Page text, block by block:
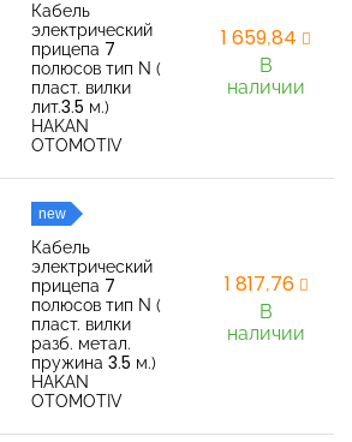
Кабель
электрический
прицепа 7
полюсов тип N (
пласт. вилки
лит.3.5 м.)
HAKAN
OTOMOTIV
1 659,84
В
наличии
new
Кабель
электрический
прицепа 7
полюсов тип N (
пласт. вилки
разб. метал.
пружина 3.5 м.)
HAKAN
OTOMOTIV
1 817,76
В
наличии